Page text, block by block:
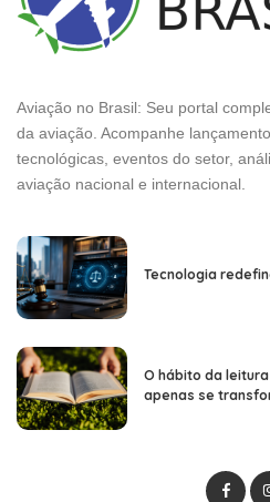
agosto 5, 2024 NotíciasPosted
Diego
O direito bancário é um campo
operações das instituições
regulamentação do setor bancário.